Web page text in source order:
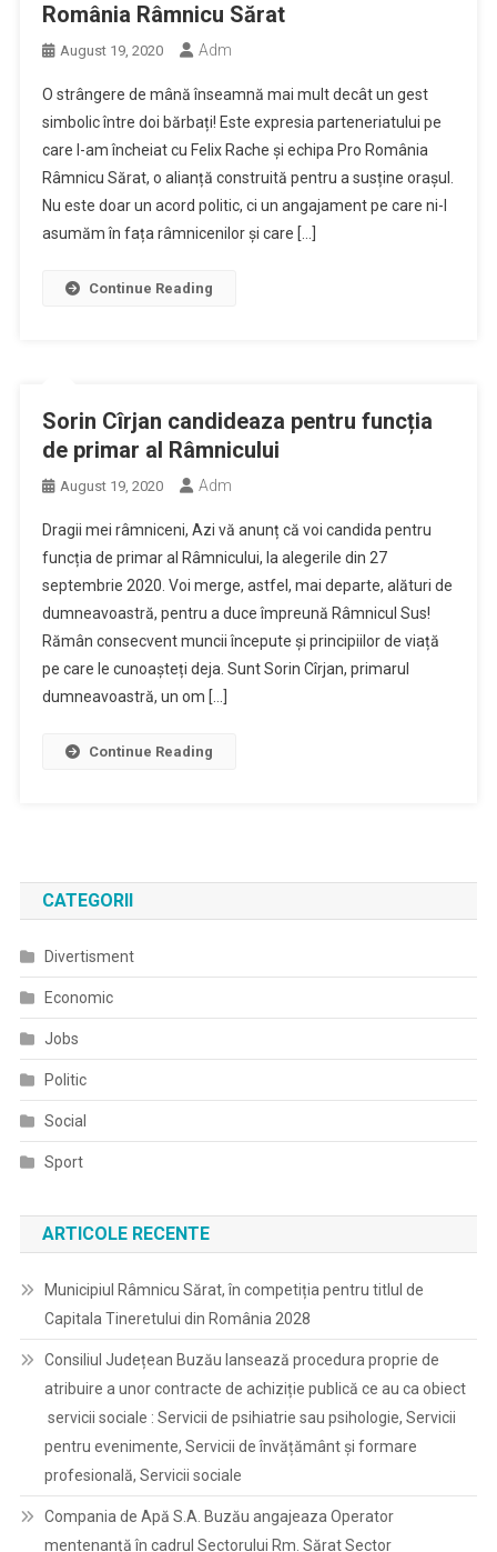
România Râmnicu Sărat
August 19, 2020 Adm
O strângere de mână înseamnă mai mult decât un gest
simbolic între doi bărbați! Este expresia parteneriatului pe
care l-am încheiat cu Felix Rache și echipa Pro România
Râmnicu Sărat, o alianță construită pentru a susține orașul.
Nu este doar un acord politic, ci un angajament pe care ni-l
asumăm în fața râmnicenilor și care […]
Continue Reading
Sorin Cîrjan candideaza pentru funcția
de primar al Râmnicului
August 19, 2020 Adm
Dragii mei râmniceni, Azi vă anunț că voi candida pentru
funcția de primar al Râmnicului, la alegerile din 27
septembrie 2020. Voi merge, astfel, mai departe, alături de
dumneavoastră, pentru a duce împreună Râmnicul Sus!
Rămân consecvent muncii începute și principiilor de viață
pe care le cunoașteți deja. Sunt Sorin Cîrjan, primarul
dumneavoastră, un om […]
Continue Reading
CATEGORII
Divertisment
Economic
Jobs
Politic
Social
Sport
ARTICOLE RECENTE
Municipiul Râmnicu Sărat, în competiția pentru titlul de
Capitala Tineretului din România 2028
Consiliul Județean Buzău lansează procedura proprie de
atribuire a unor contracte de achiziție publică ce au ca obiect
servicii sociale : Servicii de psihiatrie sau psihologie, Servicii
pentru evenimente, Servicii de învățământ și formare
profesională, Servicii sociale
Compania de Apă S.A. Buzău angajeaza Operator
mentenanță în cadrul Sectorului Rm. Sărat Sector